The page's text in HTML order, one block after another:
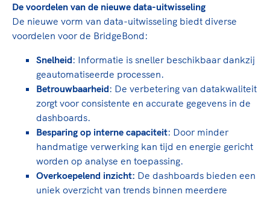
De voordelen van de nieuwe data-uitwisseling
De nieuwe vorm van data-uitwisseling biedt diverse
voordelen voor de BridgeBond:
Snelheid: Informatie is sneller beschikbaar dankzij
geautomatiseerde processen.
Betrouwbaarheid: De verbetering van datakwaliteit
zorgt voor consistente en accurate gegevens in de
dashboards.
Besparing op interne capaciteit: Door minder
handmatige verwerking kan tijd en energie gericht
worden op analyse en toepassing.
Overkoepelend inzicht: De dashboards bieden een
uniek overzicht van trends binnen meerdere